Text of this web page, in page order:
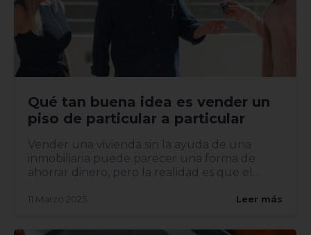
Qué tan buena idea es vender un
piso de particular a particular
Vender una vivienda sin la ayuda de una
inmobiliaria puede parecer una forma de
ahorrar dinero, pero la realidad es que el
11 Marzo 2025 Leer más